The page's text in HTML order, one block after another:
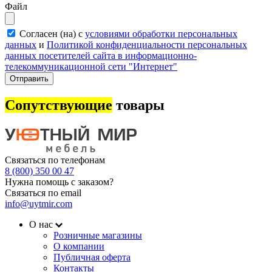
Файл
Согласен (на) с условиями обработки персональных
данных и Политикой конфиденциальности персональных
данных посетителей сайта в информационно-
телекоммуникационной сети "Интернет"
Отправить
Сопутствующие товары
Связаться по телефонам
8 (800) 350 00 47
Нужна помощь с заказом?
Связаться по email
info@uytmir.com
О нас
Розничные магазины
О компании
Публичная оферта
Контакты